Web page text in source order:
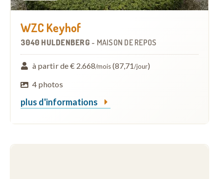
WZC Keyhof
3040 HULDENBERG - MAISON DE REPOS
à partir de € 2.668/mois(87,71/jour)
4 photos
plus d'informations